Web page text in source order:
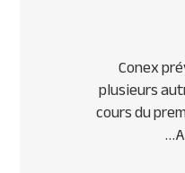
Conex
plusieurs
cours du